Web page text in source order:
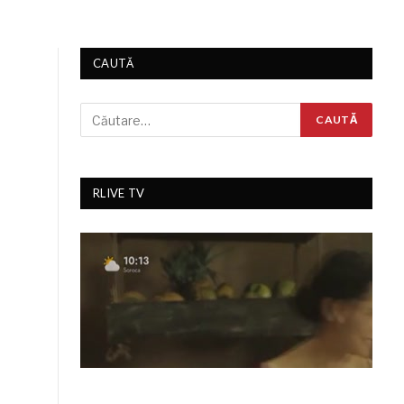
CAUTĂ
RLIVE TV